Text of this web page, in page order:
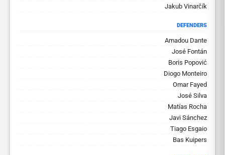
Jakub Vinarčík
DEFENDERS
Amadou Dante
José Fontán
Boris Popović
Diogo Monteiro
Omar Fayed
José Silva
Matí­as Rocha
Javi Sánchez
Tiago Esgaio
Bas Kuipers